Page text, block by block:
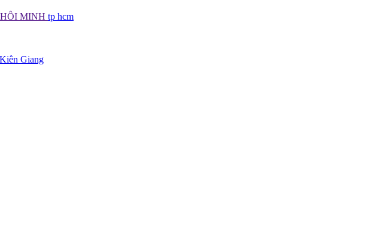
MINH tp hcm
Kiên Giang